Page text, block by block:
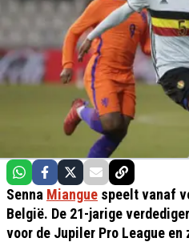
Senna Miangue speelt vanaf
België. De 21-jarige
voor de Jupiler Pro League